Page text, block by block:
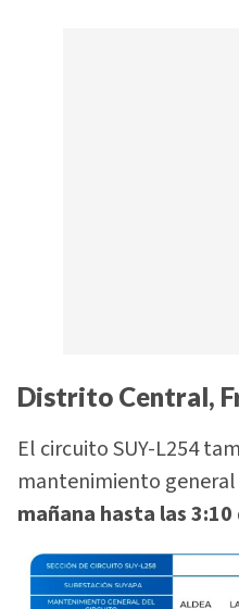
Distrito Central,
El circuito SUY-L254
mantenimiento general
mañana hasta las